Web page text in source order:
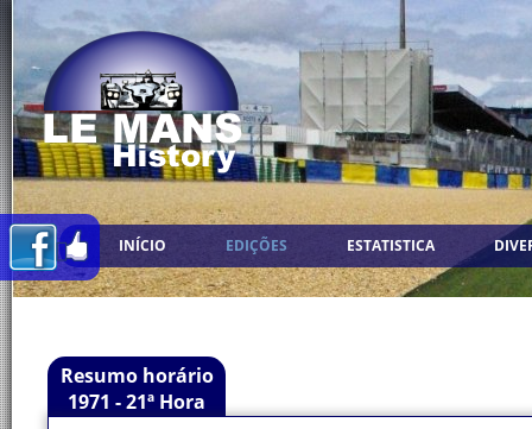
INÍCIO EDIÇÕES ESTATISTICA
Resumo horário
1971 - 21ª Hora